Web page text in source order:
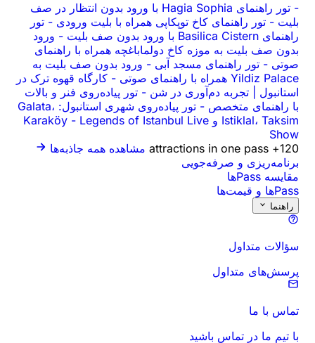
-
تور راهنمای Hagia Sophia با ورود بدون انتظار در صف
بلیت - تور راهنمای کاخ توپکاپی همراه با بلیت ورودی - تور
راهنمای Basilica Cistern با ورود بدون صف بلیت
- ورود
بدون صف بلیت به موزه کاخ دولما‌باغچه همراه با راهنمای
صوتی - تور راهنمای مسجد آبی - ورود بدون صف بلیت به
Yildiz Palace همراه با راهنمای صوتی
- کارگاه قهوه ترک در
استانبول | تجربه دم‌آوری در شن - تور پیاده‌روی فنر و بالات
با راهنمای متخصص -
تور پیاده‌روی شهری استانبول: Galata،
Istiklal، Taksim و Karaköy
- Legends of Istanbul Live
Show
120+ attractions in one pass
مشاهده همه جاذبه‌ها
برنامه‌ریزی و صرفه‌جویی
مقایسه Passها
Passها و قیمت‌ها
راهنما
سؤالات متداول
پرسش‌های متداول
تماس با ما
با تیم ما در تماس باشید